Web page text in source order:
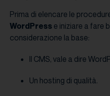
Prima di elencare le
WordPress e iniziare a fare
considerazione la base:
Il CMS, vale a dire
Un hosting di qualità.